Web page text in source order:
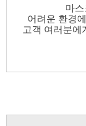
마
어려운 환경
고객 여러분에